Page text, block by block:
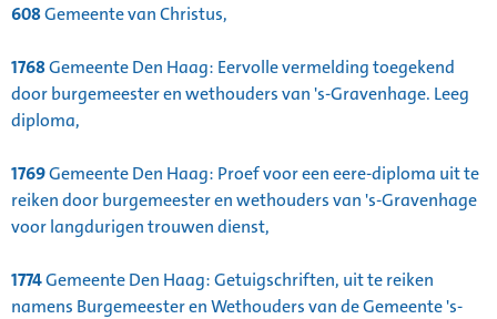
608Gemeente van Christus,
1768Gemeente Den Haag: Eervolle vermelding toegekend
door burgemeester en wethouders van 's-Gravenhage. Leeg
diploma,
1769Gemeente Den Haag: Proef voor een eere-diploma uit te
reiken door burgemeester en wethouders van 's-Gravenhage
voor langdurigen trouwen dienst,
1774Gemeente Den Haag: Getuigschriften, uit te reiken
namens Burgemeester en Wethouders van de Gemeente 's-